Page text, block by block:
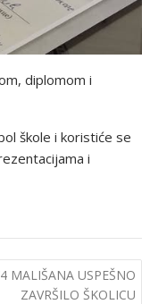
diplomom i
škole i koristiće se
i
MALIŠANA USPEŠNO
ZAVRŠILO ŠKOLICU